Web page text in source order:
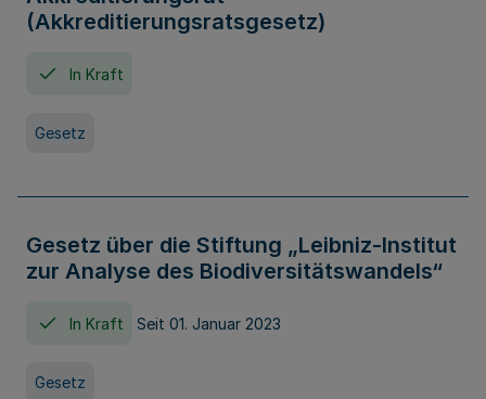
(Akkreditierungsratsgesetz)
In Kraft
Gesetz
Gesetz über die Stiftung „Leibniz-Institut
zur Analyse des Biodiversitätswandels“
In Kraft Seit 01. Januar 2023
Gesetz